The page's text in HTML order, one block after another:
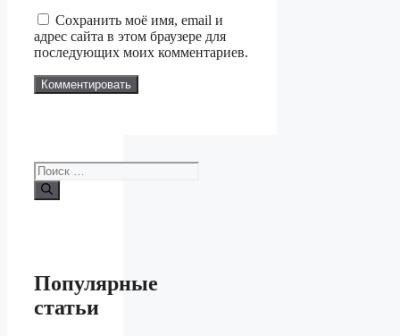
Сохранить моё имя, email и
адрес сайта в этом браузере для
последующих моих комментариев.
Поиск:
Популярные
статьи